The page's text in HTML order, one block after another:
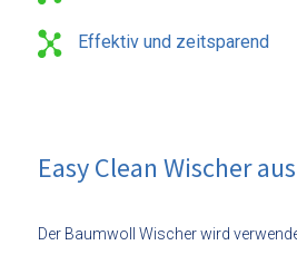
Effektiv und zeitsparend
Easy Clean Wischer
Der Baumwoll Wischer wird